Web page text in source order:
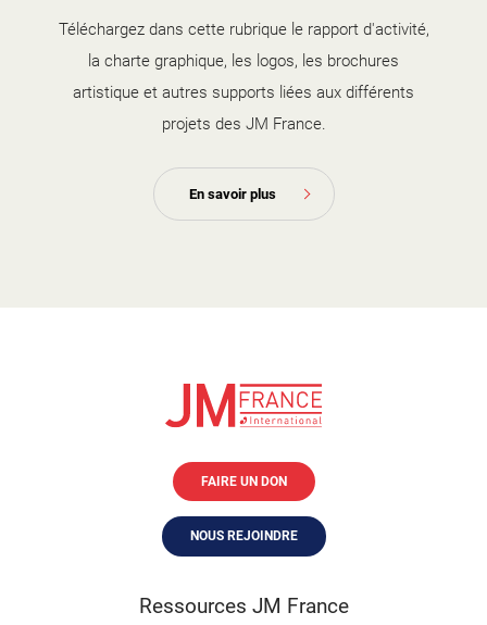
Téléchargez dans cette rubrique le rapport d'activité,
la charte graphique, les logos, les brochures
artistique et autres supports liées aux différents
projets des JM France.
En savoir plus
FAIRE UN DON
NOUS REJOINDRE
Ressources JM France